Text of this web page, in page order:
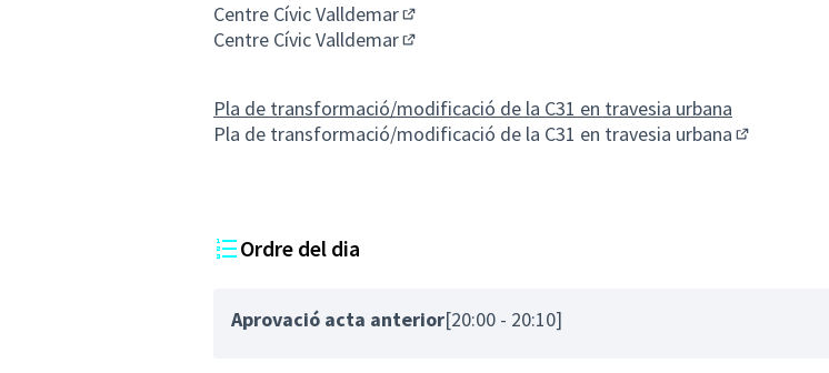
Centre Cívic Valldemar
(Enllaç extern)
Centre Cívic Valldemar
Pla de transformació/modificació de la C31 en travesia urbana
Pla de transformació/modificació de la C31 en travesia urbana
Ordre del dia
Aprovació acta anterior[20:00 - 20:10]